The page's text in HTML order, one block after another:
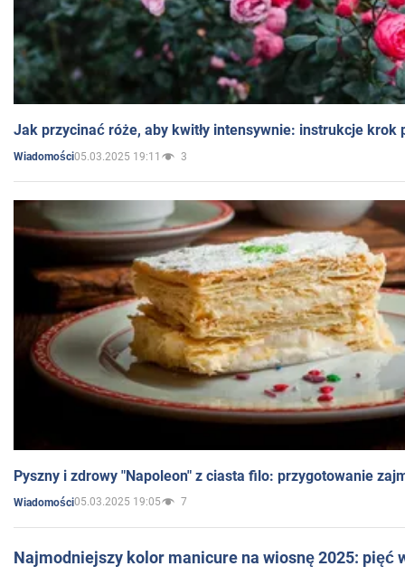
Jak przycinać róże, aby kwitły intensywnie: instrukcje krok
Wiadomości05.03.2025 19:11 3
Pyszny i zdrowy "Napoleon" z ciasta filo: przygotowanie
Wiadomości05.03.2025 19:05 7
Najmodniejszy kolor manicure na wiosnę 2025: pięć